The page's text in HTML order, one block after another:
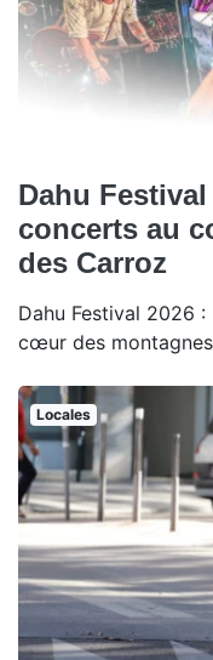
Dahu
concerts au
des Carroz
Dahu Festival 2026
cœur des
Locales